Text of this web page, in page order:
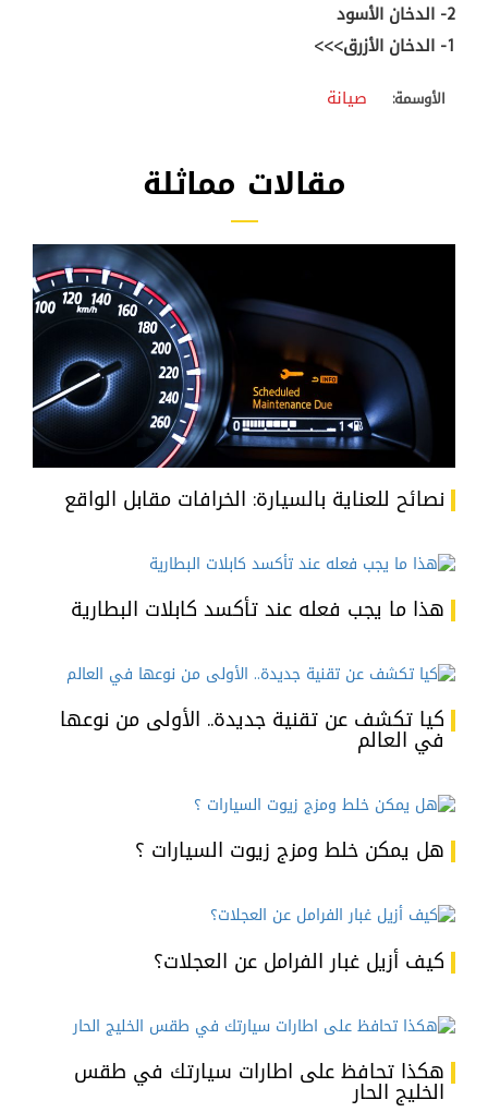
2- الدخان الأسود
1- الدخان الأزرق>>>
الأوسمة: صيانة
مقالات مماثلة
نصائح للعناية بالسيارة: الخرافات مقابل الواقع
هذا ما يجب فعله عند تأكسد كابلات البطارية
كيا تكشف عن تقنية جديدة.. الأولى من نوعها
في العالم
هل يمكن خلط ومزج زيوت السيارات ؟
كيف أزيل غبار الفرامل عن العجلات؟
هكذا تحافظ على اطارات سيارتك في طقس
الخليج الحار